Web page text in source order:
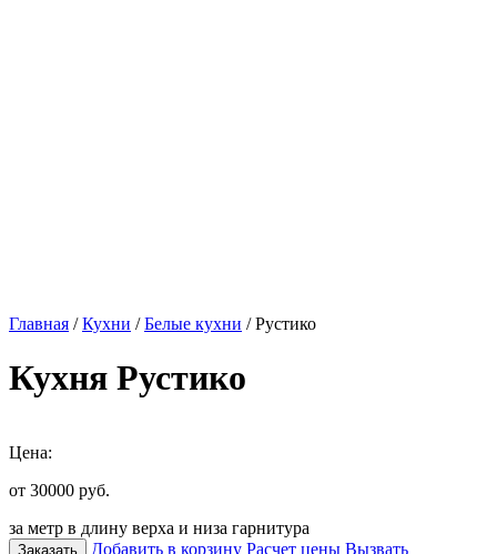
Главная /Кухни /Белые кухни / Рустико
Кухня Рустико
Цена:
от 30000 руб.
за метр в длину верха и низа гарнитура
Заказать Добавить в корзину Расчет цены Вызвать